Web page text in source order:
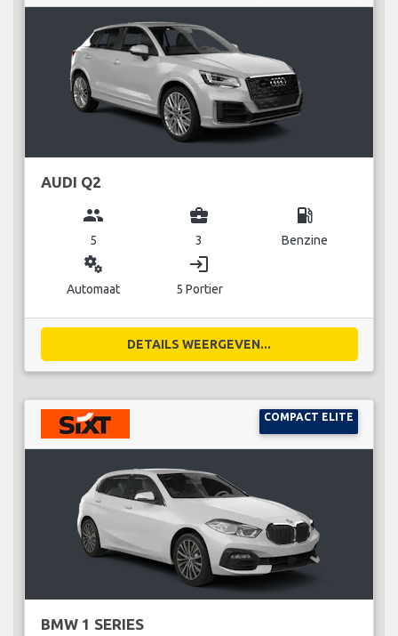
AUDI Q2
group
5
business_center
3
local_gas_station
Benzine
miscellaneous_services
Automaat
login
5 Portier
DETAILS WEERGEVEN...
COMPACT ELITE
BMW 1 SERIES